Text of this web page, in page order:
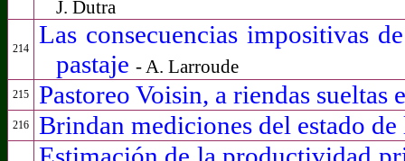
J. Dutra
214
Las consecuencias impositivas
pastaje - A. Larroude
215 Pastoreo Voisin, a riendas sueltas
216 Brindan mediciones del estado